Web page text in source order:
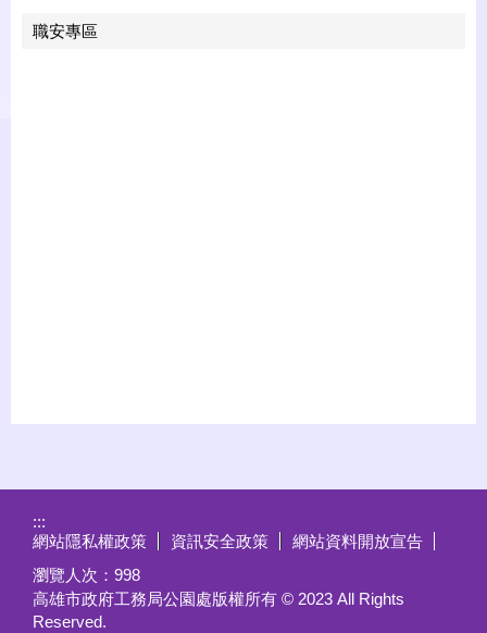
職安專區
:::
網站隱私權政策
資訊安全政策
網站資料開放宣告
瀏覽人次： 998
高雄市政府工務局公園處版權所有 © 2023 All Rights
Reserved.